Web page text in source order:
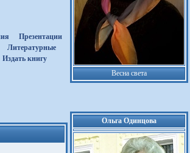
Презентации
Литературные
Издать книгу
Весна света
Ольга Одинцова